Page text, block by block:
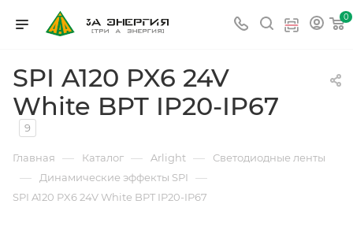
0
SPI A120 PX6 24V
White BPT IP20-IP67
9
Главная — Каталог — Arlight — Светодиодные ленты
— Динамические эффекты SPI —
SPI A120 PX6 24V White BPT IP20-IP67